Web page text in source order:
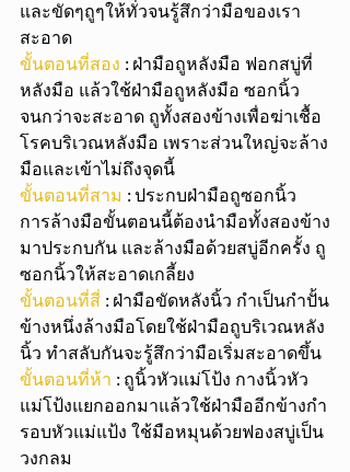
และขัดๆถูๆให้ทั่วจนรู้สึกว่ามือของเรา
สะอาด
ขั้นตอนที่สอง : ฝ่ามือถูหลังมือ ฟอกสบู่ที่
หลังมือ แล้วใช้ฝ่ามือถูหลังมือ ซอกนิ้ว
จนกว่าจะสะอาด ถูทั้งสองข้างเพื่อฆ่าเชื้อ
โรคบริเวณหลังมือ เพราะส่วนใหญ่จะล้าง
มือและเข้าไม่ถึงจุดนี้
ขั้นตอนที่สาม : ประกบฝ่ามือถูซอกนิ้ว
การล้างมือขั้นตอนนี้ต้องนำมือทั้งสองข้าง
มาประกบกัน และล้างมือด้วยสบู่อีกครั้ง ถู
ซอกนิ้วให้สะอาดเกลี้ยง
ขั้นตอนที่สี่ : ฝ่ามือขัดหลังนิ้ว กำเป็นกำปั้น
ข้างหนึ่งล้างมือโดยใช้ฝ่ามือถูบริเวณหลัง
นิ้ว ทำสลับกันจะรู้สึกว่ามือเริ่มสะอาดขึ้น
ขั้นตอนที่ห้า : ถูนิ้วหัวแม่โป้ง กางนิ้วหัว
แม่โป้งแยกออกมาแล้วใช้ฝ่ามืออีกข้างกำ
รอบหัวแม่แป้ง ใช้มือหมุนด้วยฟองสบู่เป็น
วงกลม